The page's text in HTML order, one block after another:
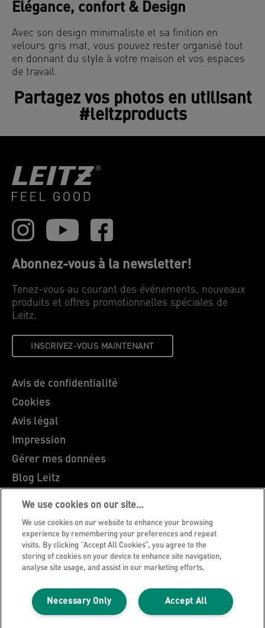
Elégance, confort & Design
Avec son design minimaliste et sa finition en
velours gris mat, vous pouvez rester organisé tout
en donnant du style à votre maison et vos espaces
de travail.
Partagez vos photos en utilisant
#leitzproducts
Abonnez-vous à la newsletter!
Tenez-vous au courant des événements, nouveaux
produits et offres promotionnelles spéciales de
Leitz.
INSCRIVEZ-VOUS MAINTENANT
Avis de confidentialité
Cookies
Avis légal
Impression
Gérer mes données
Blog Leitz
Support client
Guide du recyclage des emballages
Conditions de garantie
Déclarations de conformité
Plan du site
We use cookies on our site…
We use cookies on our website to enhance your browsing
experience by remembering your preferences and repeat
visits. By clicking “Accept All Cookies”, you agree to the
storing of cookies on your device to enhance site navigation,
analyse site usage, and assist in our marketing efforts.
Accept All
Necessary Only